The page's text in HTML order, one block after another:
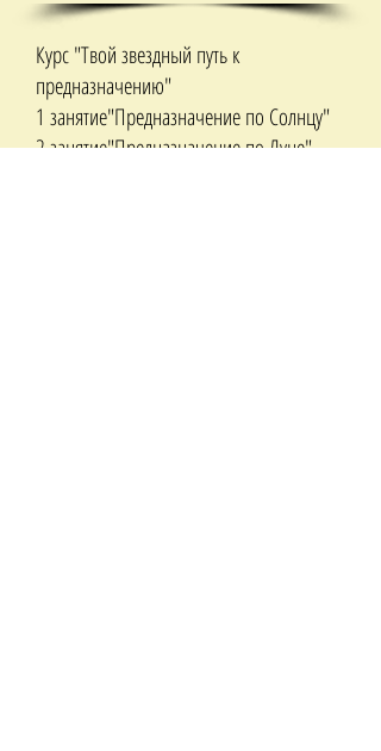
Курс "Твой звездный путь к
предназначению"
1 занятие"Предназначение по Солнцу"
2 занятие"Предназначение по Луне"